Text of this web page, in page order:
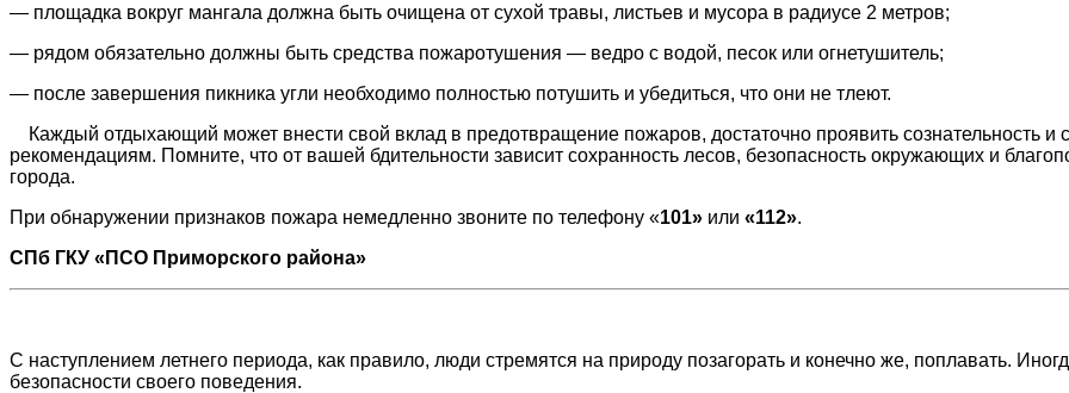
— площадка вокруг мангала должна быть очищена от сухой травы, листьев и мусора в радиусе 2 метров;
— рядом обязательно должны быть средства пожаротушения — ведро с водой, песок или огнетушитель;
— после завершения пикника угли необходимо полностью потушить и убедиться, что они
Каждый отдыхающий может внести свой вклад в предотвращение пожаров, достаточно проявить сознательность и
рекомендациям. Помните, что от вашей бдительности зависит сохранность лесов, безопасность окружающих и
города.
При обнаружении признаков пожара немедленно звоните по телефону «101» или «112».
СПб ГКУ «ПСО Приморского района»
С наступлением летнего периода, как правило, люди стремятся на природу позагорать и конечно же, поплавать.
безопасности своего поведения.